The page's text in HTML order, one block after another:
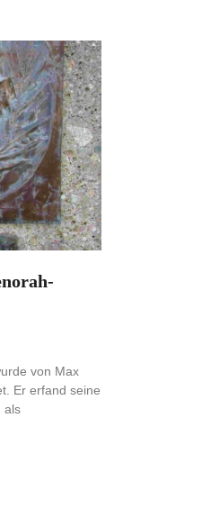
von Max
Er erfand seine
als